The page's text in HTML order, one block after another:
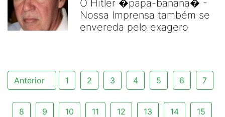
O Hitler �papa-banana� -
Nossa Imprensa também se
envereda pelo exagero
Anterior 1 2 3 4 5 6 7
8 9 10 11 12 13 14 15